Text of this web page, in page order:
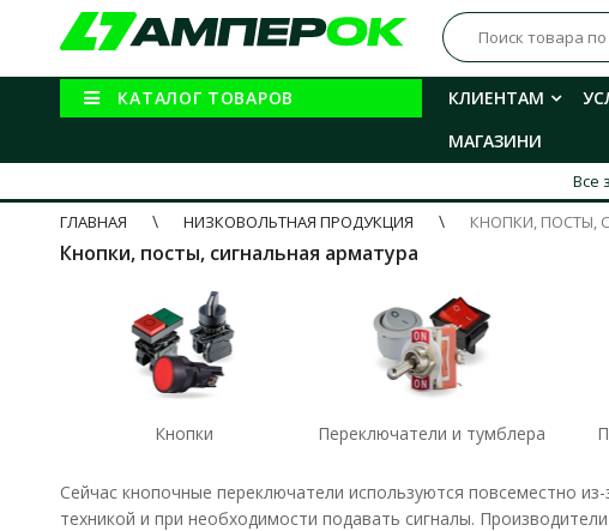
КАТАЛОГ ТОВАРОВ КЛИЕНТАМ
МАГАЗИНИ
Все
ГЛАВНАЯ
НИЗКОВОЛЬТНАЯ ПРОДУКЦИЯ КНОПКИ, ПОСТЫ,
Кнопки, посты, сигнальная арматура
Кнопки Переключатели и тумблера
Сейчас кнопочные переключатели используются повсеместно
техникой и при необходимости подавать сигналы.